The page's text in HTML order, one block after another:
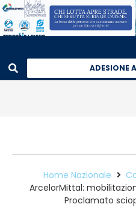
ADESIONE
Home Nazionale
ArcelorMittal:
Proclamato